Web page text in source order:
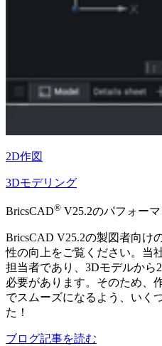
2D作図
3Dモデリング
BricsCAD® V25.2のパフォー
BricsCAD V25.2の製図者向け
性の向上をご覧ください。当
担当者であり、3Dモデルから
必要があります。そのため、
でスムーズになるよう、いく
た！
ブログ記事を読む